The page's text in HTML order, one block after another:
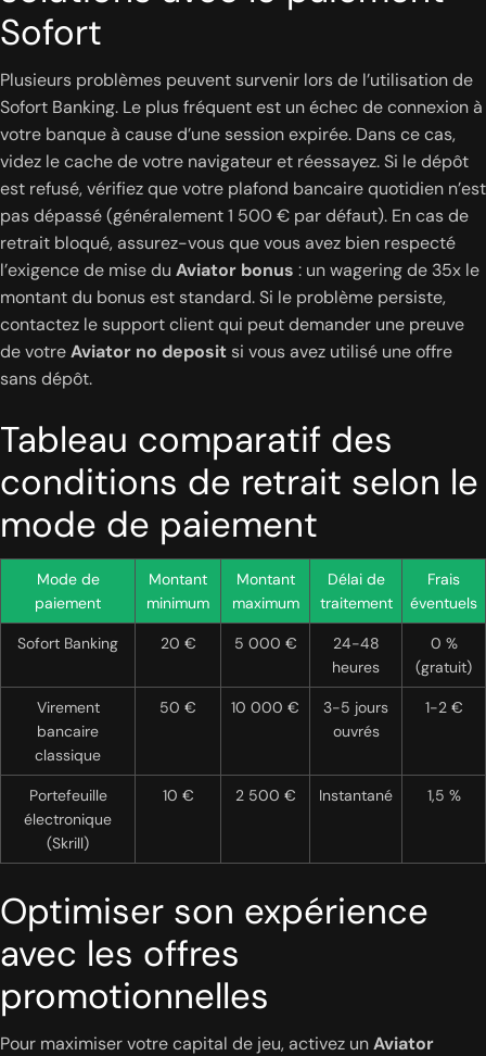
Sofort
Plusieurs problèmes peuvent survenir lors de l’utilisation de
Sofort Banking. Le plus fréquent est un échec de connexion à
votre banque à cause d’une session expirée. Dans ce cas,
videz le cache de votre navigateur et réessayez. Si le dépôt
est refusé, vérifiez que votre plafond bancaire quotidien n’est
pas dépassé (généralement 1 500 € par défaut). En cas de
retrait bloqué, assurez-vous que vous avez bien respecté
l’exigence de mise du Aviator bonus : un wagering de 35x le
montant du bonus est standard. Si le problème persiste,
contactez le support client qui peut demander une preuve
de votreAviator no deposit si vous avez utilisé une offre
sans dépôt.
Tableau comparatif des
conditions de retrait selon le
mode de paiement
Mode de
paiement
Montant
minimum
Montant
maximum
Délai de
traitement
Frais
éventuels
Sofort Banking 20 € 5 000 €
24-48
heures
0 %
(gratuit)
Virement
bancaire
classique
50 € 10 000 €
3-5 jours
ouvrés
1-2 €
Portefeuille
électronique
(Skrill)
10 € 2 500 € Instantané 1,5 %
Optimiser son expérience
avec les offres
promotionnelles
Pour maximiser votre capital de jeu, activez unAviator